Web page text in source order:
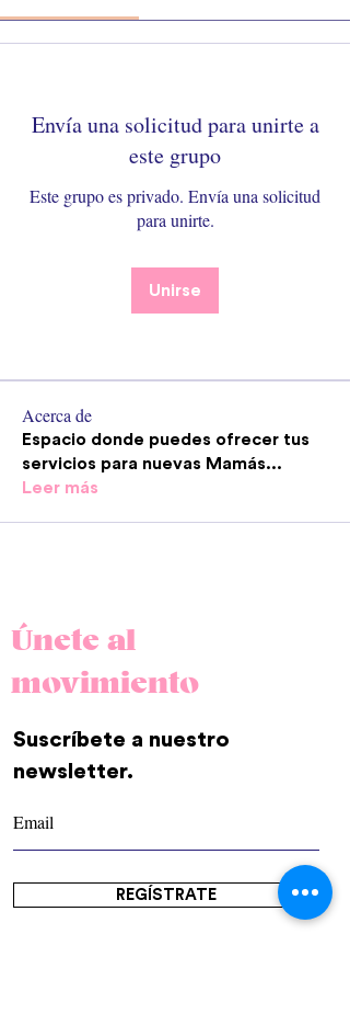
Envía una solicitud para unirte a
este grupo
Este grupo es privado. Envía una solicitud
para unirte.
Unirse
Acerca de
Espacio donde puedes ofrecer tus
servicios para nuevas Mamás...
Leer más
Únete al
movimiento
Suscríbete a nuestro
newsletter.
REGÍSTRATE